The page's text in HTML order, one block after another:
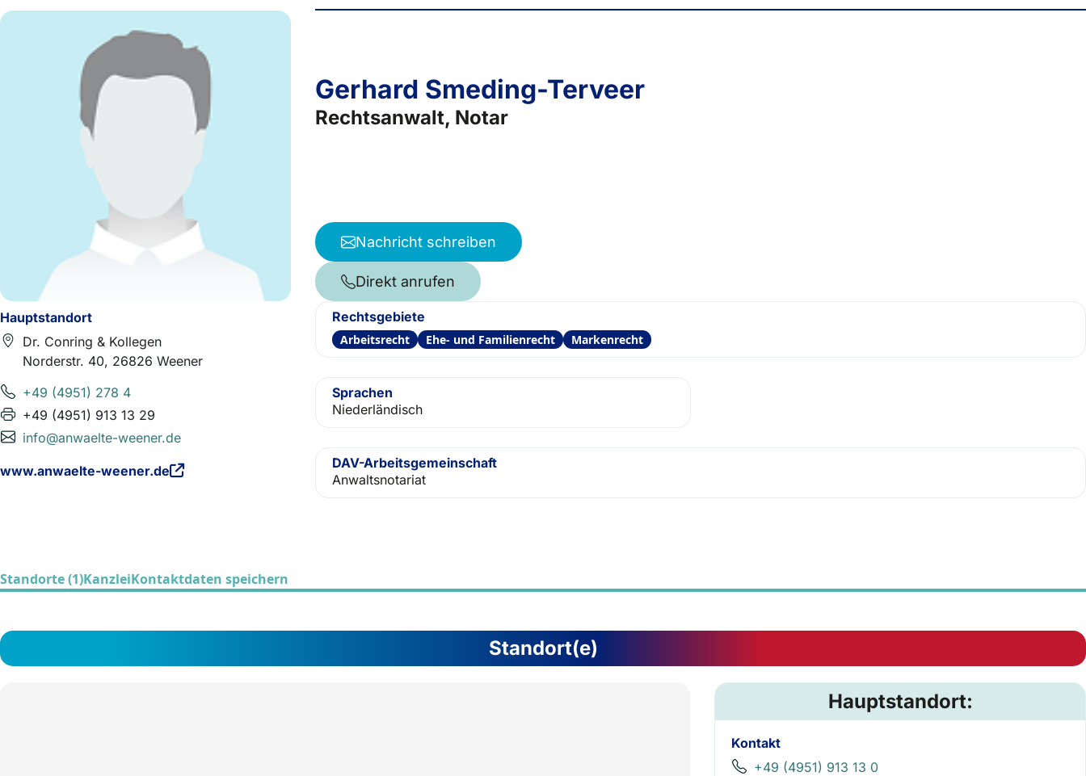
Hauptstandort
Dr. Conring & Kollegen
Norderstr. 40, 26826 Weener
+49 (4951) 278 4
+49 (4951) 913 13 29
info@anwaelte-weener.de
www.anwaelte-weener.de
Gerhard Smeding-Terveer
Rechtsanwalt, Notar
Nachricht schreiben
Direkt anrufen
Rechtsgebiete
Arbeitsrecht Ehe- und Familienrecht Markenrecht
Sprachen
Niederländisch
DAV-Arbeitsgemeinschaft
Anwaltsnotariat
Standorte (1)KanzleiKontaktdaten speichern
Standort(e)
Hauptstandort:
Kontakt
+49 (4951) 913 13 0